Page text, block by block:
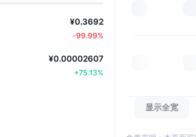
¥0.3692
-99.99%
¥0.00002607
+75.13%
显示全宽